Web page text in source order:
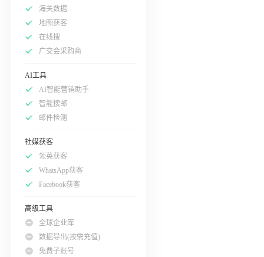
海关数据
地图获客
在线搜
广交会采购商
AI工具
AI智能营销助手
智能搜邮
邮件检测
社媒获客
领英获客
WhatsApp获客
Facebook获客
高级工具
全球企业库
数据导出(按需充值)
免费子账号